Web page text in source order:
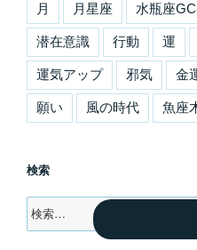
月 月星座 水瓶座
潜在意識 行動 運
運気アップ 邪気 金
願い 風の時代 魚座
検索
検
索: